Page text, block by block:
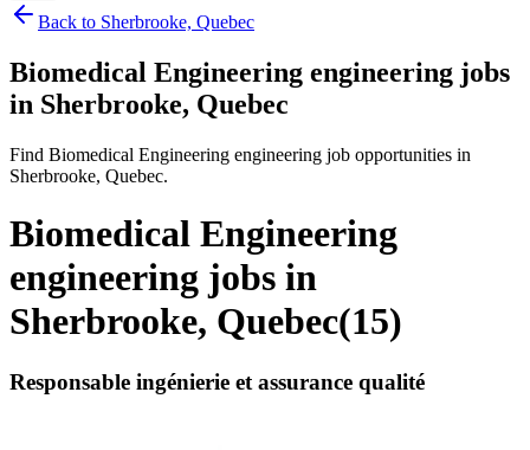
Back to Sherbrooke, Quebec
Biomedical Engineering engineering jobs
in Sherbrooke, Quebec
Find Biomedical Engineering engineering job opportunities in
Sherbrooke, Quebec.
Biomedical Engineering
engineering jobs in
Sherbrooke, Quebec(15)
Responsable ingénierie et assurance qualité